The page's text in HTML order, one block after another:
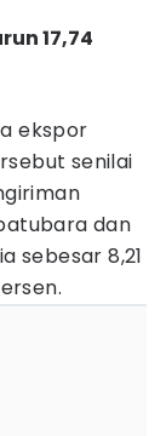
17,74
ekspor
senilai
dan
sebesar 8,21